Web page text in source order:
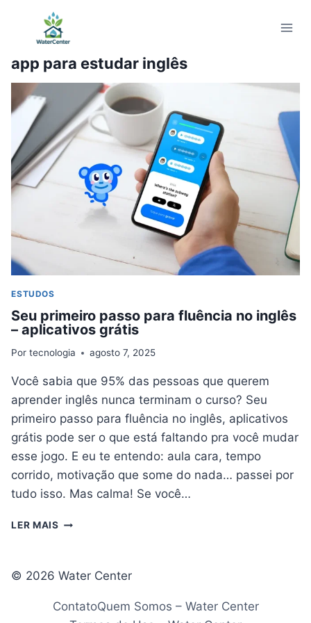
Conteúdo
app para estudar inglês
ESTUDOS
Seu primeiro passo para fluência no inglês
– aplicativos grátis
Por tecnologia agosto 7, 2025
Você sabia que 95% das pessoas que querem
aprender inglês nunca terminam o curso? Seu
primeiro passo para fluência no inglês, aplicativos
grátis pode ser o que está faltando pra você mudar
esse jogo. E eu te entendo: aula cara, tempo
corrido, motivação que some do nada… passei por
tudo isso. Mas calma! Se você…
LER MAIS SEU
FLUÊNCIA
INGLÊS
© 2026 Water Center
ContatoQuem Somos – Water Center